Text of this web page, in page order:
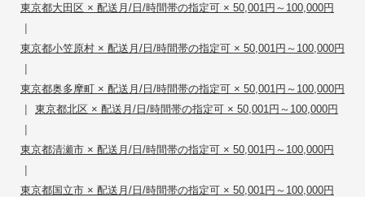
東京都大田区 × 配送月/日/時間帯の指定可 × 50,001円～100,000円
|
東京都小笠原村 × 配送月/日/時間帯の指定可 × 50,001円～100,000円
|
東京都奥多摩町 × 配送月/日/時間帯の指定可 × 50,001円～100,000円
| 東京都北区 × 配送月/日/時間帯の指定可 × 50,001円～100,000円
|
東京都清瀬市 × 配送月/日/時間帯の指定可 × 50,001円～100,000円
|
東京都国立市 × 配送月/日/時間帯の指定可 × 50,001円～100,000円